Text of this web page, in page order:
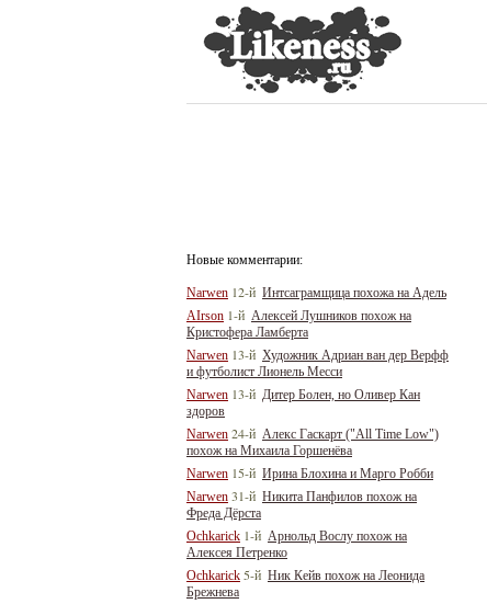
Новые комментарии:
Narwen 12-й Интсаграмщица похожа на Адель
AIrson 1-й Алексей Лушников похож на
Кристофера Ламберта
Narwen 13-й Художник Адриан ван дер Верфф
и футболист Лионель Месси
Narwen 13-й Дитер Болен, но Оливер Кан
здоров
Narwen 24-й Алекс Гаскарт ("All Time Low")
похож на Михаила Горшенёва
Narwen 15-й Ирина Блохина и Марго Робби
Narwen 31-й Никита Панфилов похож на
Фреда Дёрста
Ochkarick 1-й Арнольд Вослу похож на
Алексея Петренко
Ochkarick 5-й Ник Кейв похож на Леонида
Брежнева